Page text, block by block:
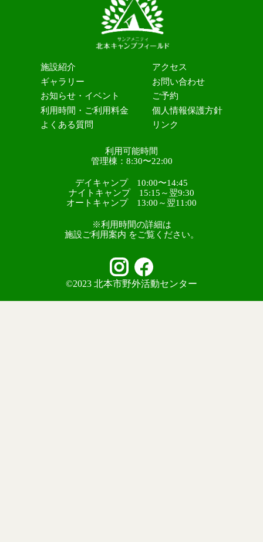
施設紹介
ギャラリー
お知らせ・イベント
利用時間・ご利用料金
よくある質問
アクセス
お問い合わせ
ご予約
個人情報保護方針
リンク
利用可能時間
管理棟：8:30〜22:00
デイキャンプ 10:00〜14:45
ナイトキャンプ 15:15～翌9:30
オートキャンプ 13:00～翌11:00
※利用時間の詳細は
施設ご利用案内 をご覧ください。
©2023 北本市野外活動センター